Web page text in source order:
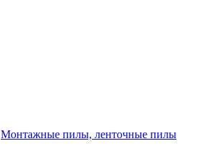
Монтажные пилы, ленточные пилы